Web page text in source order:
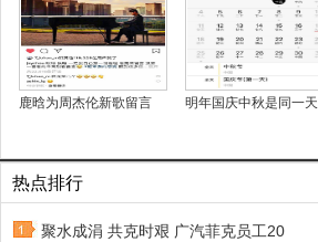
鹿晗为周杰伦新歌留言 明年国庆中秋是同一天
热点排行
聚水成涓 共克时艰 广汽菲克员工20